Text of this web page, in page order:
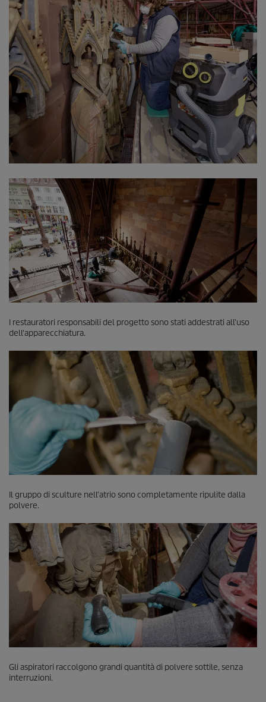
I restauratori responsabili del progetto sono stati addestrati all'uso
dell'apparecchiatura.
Il gruppo di sculture nell'atrio sono completamente ripulite dalla
polvere.
Gli aspiratori raccolgono grandi quantità di polvere sottile, senza
interruzioni.